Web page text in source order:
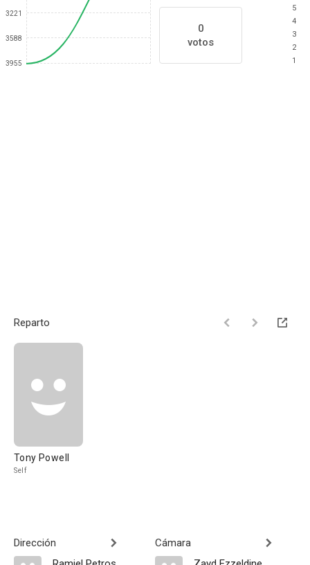
3221
3588
3955
0
votos
5
4
3
2
1
Reparto
Tony Powell
Self
Dirección
Cámara